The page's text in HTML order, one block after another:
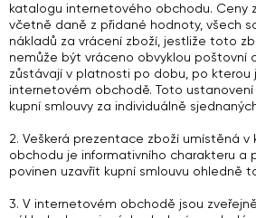
katalogu internetového obchodu. Ceny
včetně daně z přidané hodnoty, všech
nákladů za vrácení zboží, jestliže toto
nemůže být vráceno obvyklou poštovní
zůstávají v platnosti po dobu, po kterou
internetovém obchodě. Toto
kupní smlouvy za individuálně
2. Veškerá prezentace zboží umístěná
obchodu je informativního charakteru a
povinen uzavřít kupní smlouvu ohledně
3. V internetovém obchodě jsou